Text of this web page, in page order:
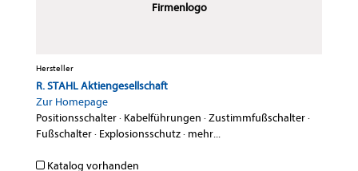
Firmenlogo
Hersteller
R. STAHL Aktiengesellschaft
Zur Homepage
Positionsschalter· Kabelführungen ·Zustimmfußschalter·
Fußschalter· Explosionsschutz· mehr...
Katalog vorhanden